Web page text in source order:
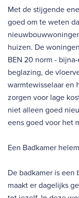
Met de stijgende
goed om te weten
huizen. De
BEN 20 norm -
beglazing, de
warmtewisselaar en
zorgen voor lage
niet alleen goed
eens goed voor het
Een Badkamer
De badkamer is
maakt er dagelijks